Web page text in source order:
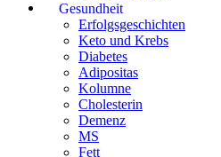
Gesundheit
Erfolgsgeschichten
Keto und Krebs
Diabetes
Adipositas
Kolumne
Cholesterin
Demenz
MS
Fett